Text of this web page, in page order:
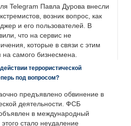
Telegram Павла Дурова внесли
возник вопрос, как
и его пользователей. В
что на сервис не
которые в связи с этим
на самого бизнесмена.
террористической
под вопросом?
предъявлено обвинение в
деятельности. ФСБ
в международный
стало неудаление